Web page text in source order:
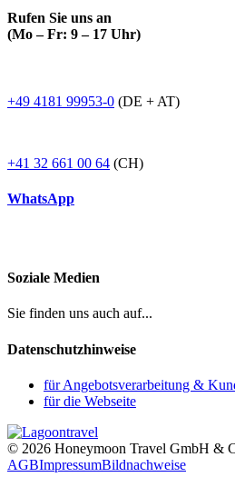
Rufen Sie uns an
(Mo – Fr: 9 – 17 Uhr)
+49 4181 99953-0 (DE + AT)
+41 32 661 00 64 (CH)
WhatsApp
Soziale Medien
Sie finden uns auch auf...
Datenschutzhinweise
für Angebotsverarbeitung &
für die Webseite
© 2026 Honeymoon Travel GmbH &
AGBImpressumBildnachweise